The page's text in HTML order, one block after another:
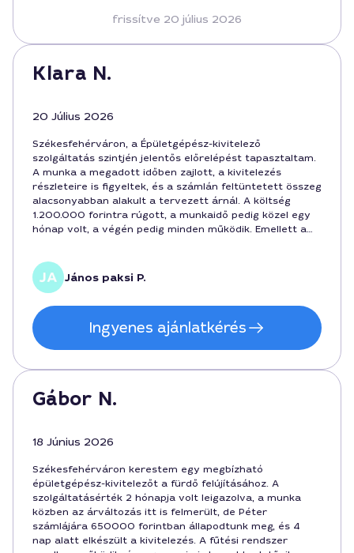
frissítve 20 július 2026
Klara N.
20 Július 2026
Székesfehérváron, a Épületgépész-kivitelező
szolgáltatás szintjén jelentős előrelépést tapasztaltam.
A munka a megadott időben zajlott, a kivitelezés
részleteire is figyeltek, és a számlán feltüntetett összeg
alacsonyabban alakult a tervezett árnál. A költség
1.200.000 forintra rúgott, a munkaidő pedig közel egy
hónap volt, a végén pedig minden működik. Emellett a
folyamatot. Ajánlom Székesfehérváron élő
ismerőseimnek.
János paksi P.
Ingyenes ajánlatkérés
Gábor N.
18 Június 2026
Székesfehérváron kerestem egy megbízható
épületgépész-kivitelezőt a fürdő felújításához. A
szolgáltatásérték 2 hónapja volt leigazolva, a munka
közben az árváltozás itt is felmerült, de Péter
számlájára 650000 forintban állapodtunk meg, és 4
nap alatt elkészült a kivitelezés. A fűtési rendszer